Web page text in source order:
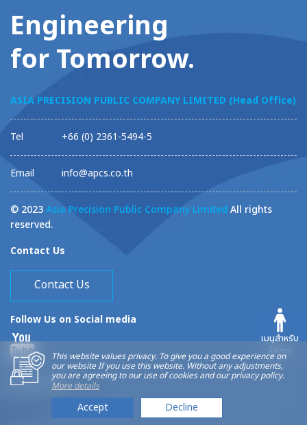
เมนูสำหรับ
ผู้พิการ
Engineering
for Tomorrow.
ASIA PRECISION PUBLIC COMPANY LIMITED (Head Office)
Tel +66 (0) 2361-5494-5
Email info@apcs.co.th
© 2023Asia Precision Public Company Limited All rights
reserved.
Contact Us
Contact Us
Follow Us on Social media
Privacy Policy
This website values privacy. To give you a good experience on
our website If you use this website. Without any adjustments,
you are agreeing to our use of cookies and our privacy policy.
More details
Accept Decline